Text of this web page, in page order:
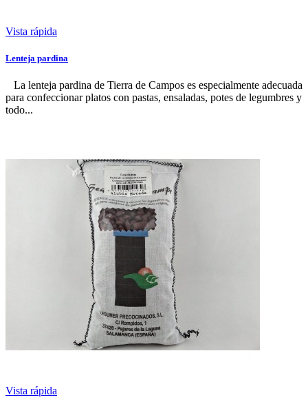
Vista rápida
Lenteja pardina
La lenteja pardina de Tierra de Campos es especialmente adecuada
para confeccionar platos con pastas, ensaladas, potes de legumbres y
todo...
Vista rápida